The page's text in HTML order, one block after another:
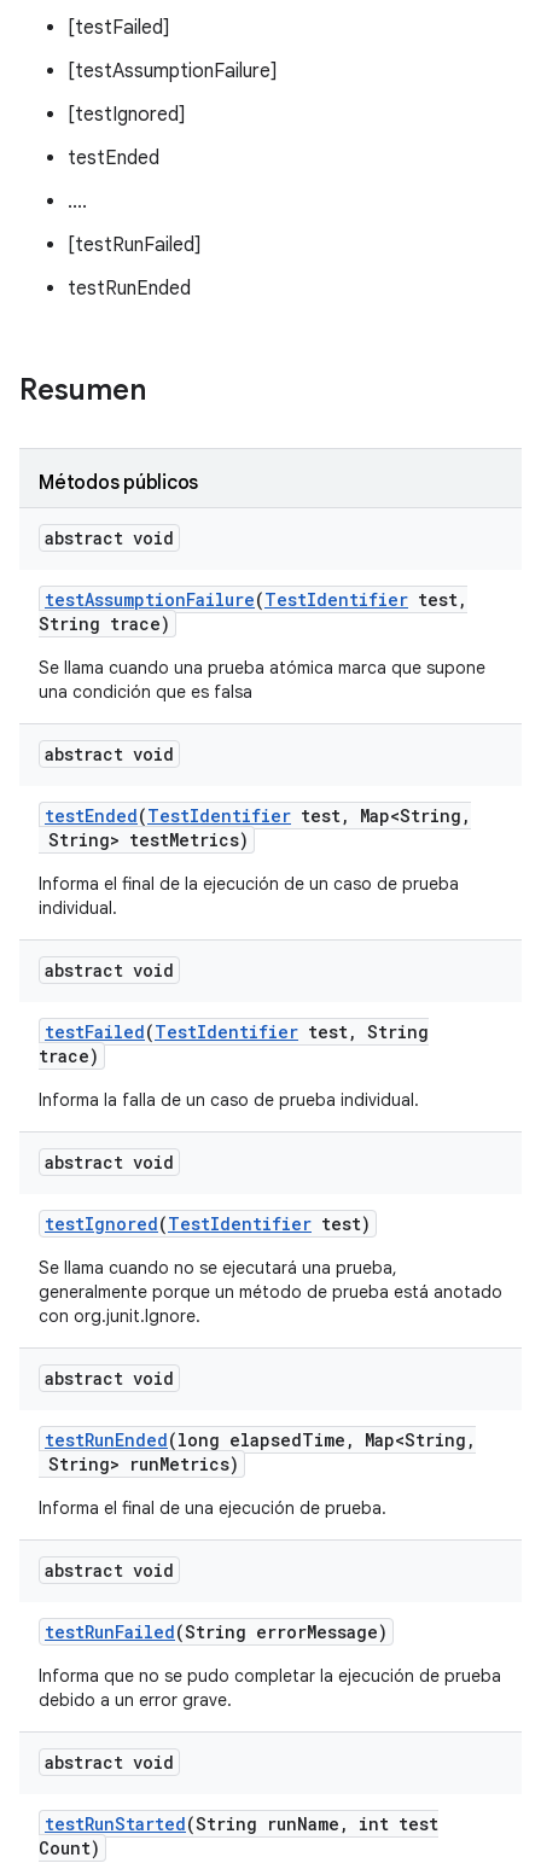
[testFailed]
[testAssumptionFailure]
[testIgnored]
testEnded
....
[testRunFailed]
testRunEnded
Resumen
Métodos públicos
abstract void
testAssumptionFailure(TestIdentifier test,
String trace)
Se llama cuando una prueba atómica marca que supone
una condición que es falsa
abstract void
testEnded(TestIdentifier test, Map<String ,
String> testMetrics)
Informa el final de la ejecución de un caso de prueba
individual.
abstract void
testFailed(TestIdentifier test, String
trace)
Informa la falla de un caso de prueba individual.
abstract void
testIgnored(TestIdentifier test)
Se llama cuando no se ejecutará una prueba,
generalmente porque un método de prueba está anotado
con org.junit.Ignore.
abstract void
testRunEnded(long elapsedTime , Map<String ,
String> runMetrics)
Informa el final de una ejecución de prueba.
abstract void
testRunFailed(String errorMessage)
Informa que no se pudo completar la ejecución de prueba
debido a un error grave.
abstract void
testRunStarted(String runName ,
int test
Count)